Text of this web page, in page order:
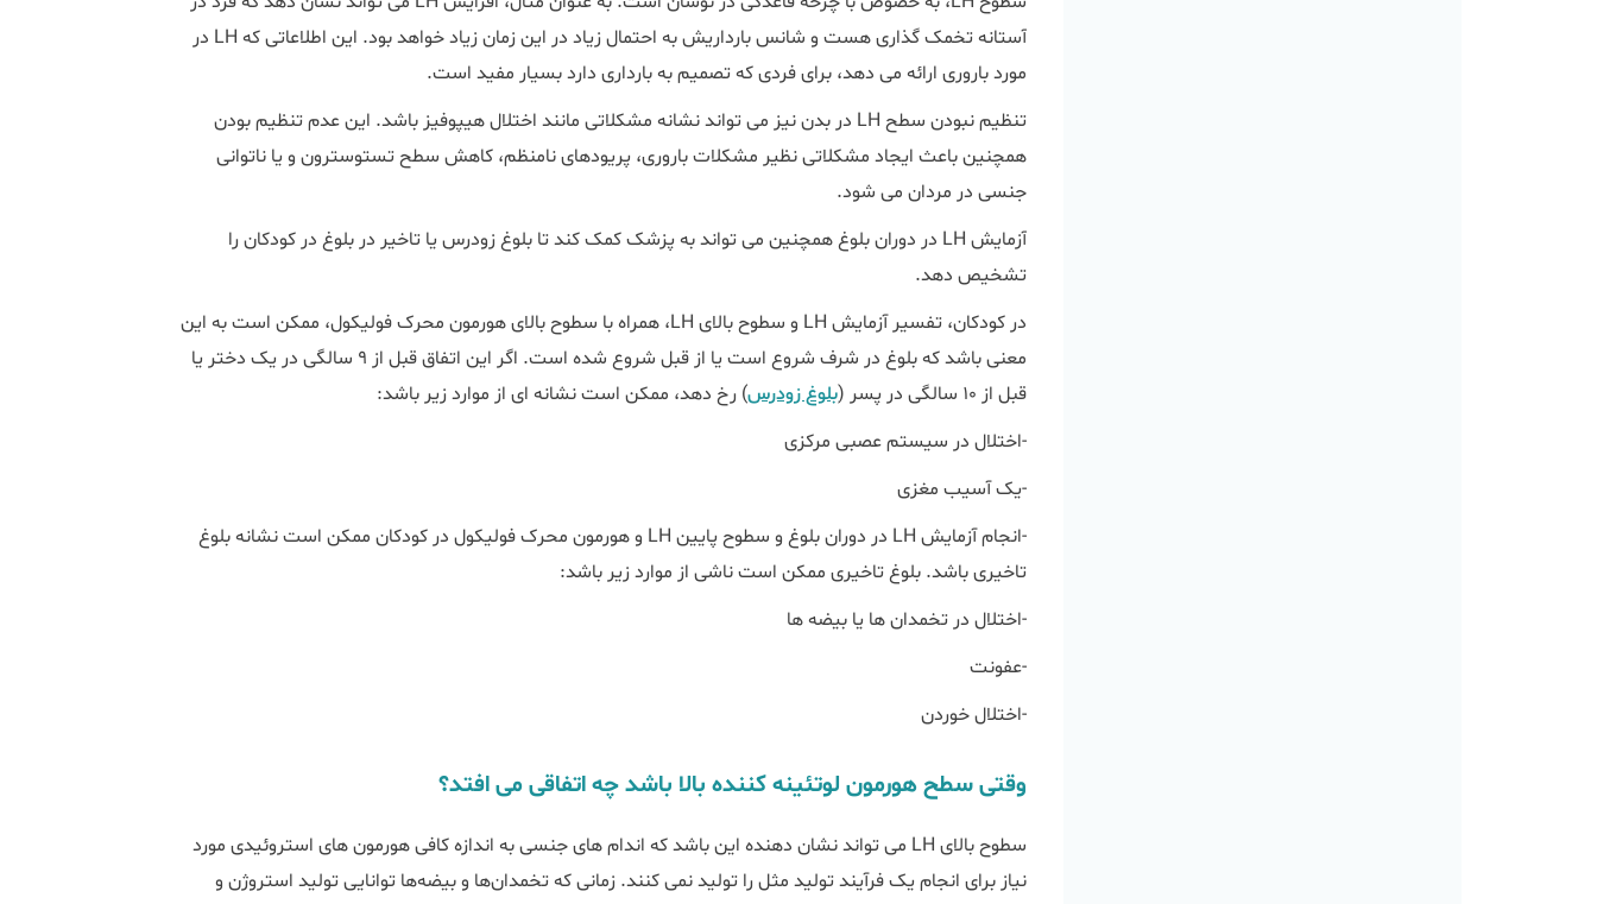
آستانه تخمک گذاری هست و شانس بارداریش به احتمال زیاد در این زمان زیاد خواهد بود. این اطلاعاتی که LH در
مورد باروری ارائه می دهد، برای فردی که تصمیم به بارداری دارد بسیار مفید است.
تنظیم نبودن سطح LH در بدن نیز می تواند نشانه مشکلاتی مانند اختلال هیپوفیز باشد. این عدم تنظیم بودن
همچنین باعث ایجاد مشکلاتی نظیر مشکلات باروری، پریودهای نامنظم، کاهش سطح تستوسترون و یا ناتوانی
جنسی در مردان می شود.
آزمایش LH در دوران بلوغ همچنین می تواند به پزشک کمک کند تا بلوغ زودرس یا تاخیر در بلوغ در کودکان را
تشخیص دهد.
در کودکان، تفسیر آزمایش LH و سطوح بالای LH، همراه با سطوح بالای هورمون محرک فولیکول، ممکن است به این
معنی باشد که بلوغ در شرف شروع است یا از قبل شروع شده است. اگر این اتفاق قبل از 9 سالگی در یک دختر یا
قبل از 10 سالگی در پسر (
بلوغ زودرس) رخ دهد، ممکن است نشانه ای از موارد زیر باشد:
-اختلال در سیستم عصبی مرکزی
-یک آسیب مغزی
-انجام آزمایش LH در دوران بلوغ و سطوح پایین LH و هورمون محرک فولیکول در کودکان ممکن است نشانه بلوغ
تاخیری باشد. بلوغ تاخیری ممکن است ناشی از موارد زیر باشد:
-اختلال در تخمدان ها یا بیضه ها
-عفونت
-اختلال خوردن
وقتی سطح هورمون لوتئینه کننده بالا باشد چه اتفاقی می افتد؟
سطوح بالای LH می تواند نشان دهنده این باشد که اندام های جنسی به اندازه کافی هورمون های استروئیدی مورد
نیاز برای انجام یک فرآیند تولید مثل را تولید نمی کنند. زمانی که تخمدان‌ها و بیضه‌ها توانایی تولید استروژن و